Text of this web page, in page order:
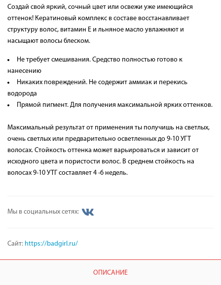
Создай свой яркий, сочный цвет или освежи уже имеющийся
оттенок! Кератиновый комплекс в составе восстанавливает
структуру волос, витамин Е и льняное масло увлажняют и
насыщают волосы блеском.
Не требует смешивания. Средство полностью готово к
нанесению
Никаких повреждений. Не содержит аммиак и перекись
водорода
Прямой пигмент. Для получения максимальной ярких оттенков.
Максимальный результат от применения ты получишь на светлых,
очень светлых или предварительно осветленных до 9-10 УГТ
волосах. Стойкость оттенка может варьироваться и зависит от
исходного цвета и пористости волос. В среднем стойкость на
волосах 9-10 УТГ составляет 4 -6 недель.
Мы в социальных сетях:
Сайт: https://badgirl.ru/
ОПИСАНИЕ